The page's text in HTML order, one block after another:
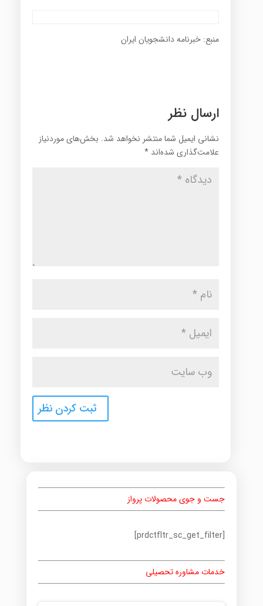
منبع: خبرنامه دانشجویان ایران
ارسال نظر
نشانی ایمیل شما منتشر نخواهد شد. بخش‌های موردنیاز
علامت‌گذاری شده‌اند *
جست و جوی محصولات پرواز
[prdctfltr_sc_get_filter]
خدمات مشاوره تحصیلی